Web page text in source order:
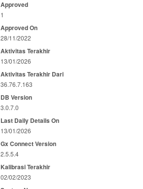
Approved
1
Approved On
28/11/2022
Aktivitas Terakhir
13/01/2026
Aktivitas Terakhir Dari
36.76.7.163
DB Version
3.0.7.0
Last Daily Details On
13/01/2026
Gx Connect Version
2.5.5.4
Kalibrasi Terakhir
02/02/2023